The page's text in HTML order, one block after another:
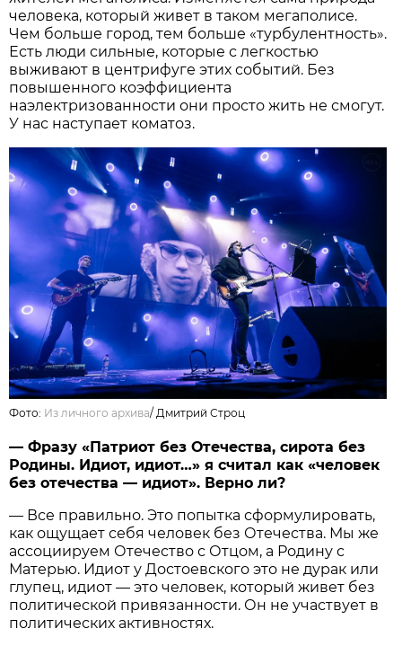
человека, который живет в таком мегаполисе.
Чем больше город, тем больше «турбулентность».
Есть люди сильные, которые с легкостью
выживают в центрифуге этих событий. Без
повышенного коэффициента
наэлектризованности они просто жить не смогут.
У нас наступает коматоз.
Фото: Из личного архива/Дмитрий Строц
— Фразу «Патриот без Отечества, сирота без
Родины. Идиот, идиот…» я считал как «человек
без отечества — идиот». Верно ли?
— Все правильно. Это попытка сформулировать,
как ощущает себя человек без Отечества. Мы же
ассоциируем Отечество с Отцом, а Родину с
Матерью. Идиот у Достоевского это не дурак или
глупец, идиот — это человек, который живет без
политической привязанности. Он не участвует в
политических активностях.